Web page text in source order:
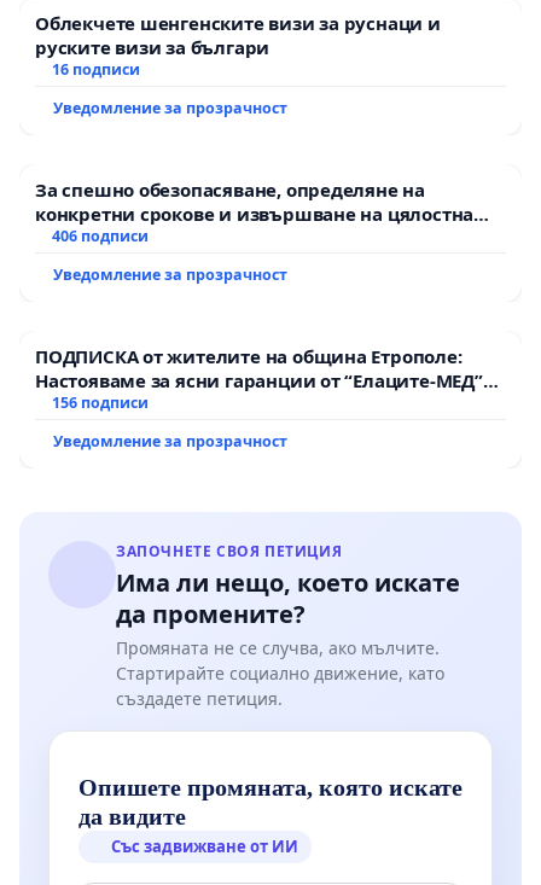
Облекчете шенгенските визи за руснаци и
руските визи за българи
16 подписи
Уведомление за прозрачност
За спешно обезопасяване, определяне на
конкретни срокове и извършване на цялостна
рехабилитация на републиканския път между
Мирово - к.к. Момин проход
406 подписи
Уведомление за прозрачност
ПОДПИСКА от жителите на община Етрополе:
Настояваме за ясни гаранции от “Елаците-МЕД”
АД и от държавата, че ще се изпълнят всички
156 подписи
Уведомление за прозрачност
ЗАПОЧНЕТЕ СВОЯ ПЕТИЦИЯ
Има ли нещо, което искате
да промените?
Промяната не се случва, ако мълчите.
Стартирайте социално движение, като
създадете петиция.
Опишете промяната, която искате
да видите
Със задвижване от ИИ